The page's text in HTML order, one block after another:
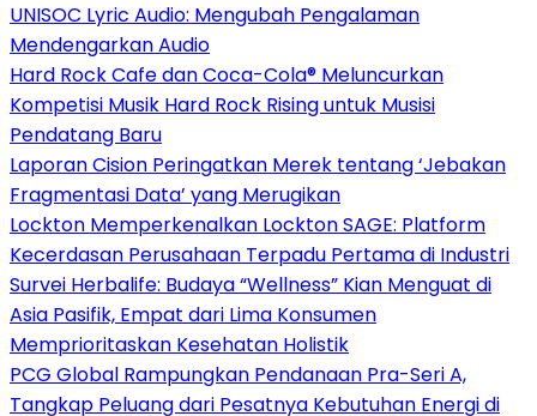
UNISOC Lyric Audio: Mengubah Pengalaman
Mendengarkan Audio
Hard Rock Cafe dan Coca-Cola® Meluncurkan
Kompetisi Musik Hard Rock Rising untuk Musisi
Pendatang Baru
Laporan Cision Peringatkan Merek tentang ‘Jebakan
Fragmentasi Data’ yang Merugikan
Lockton Memperkenalkan Lockton SAGE: Platform
Kecerdasan Perusahaan Terpadu Pertama di Industri
Survei Herbalife: Budaya “Wellness” Kian Menguat di
Asia Pasifik, Empat dari Lima Konsumen
Memprioritaskan Kesehatan Holistik
PCG Global Rampungkan Pendanaan Pra-Seri A,
Tangkap Peluang dari Pesatnya Kebutuhan Energi di